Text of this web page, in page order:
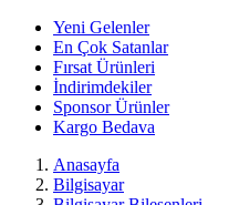
Yeni Gelenler
En Çok Satanlar
Fırsat Ürünleri
İndirimdekiler
Sponsor Ürünler
Kargo Bedava
Anasayfa
Bilgisayar